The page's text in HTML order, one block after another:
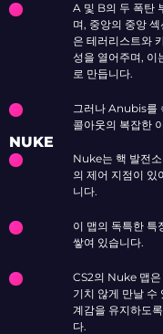
A 및 B의 두 폭탄
며, 중앙의 중앙
은 테러리스트와
성을 열어주며, 이
로 만듭니다.
그러나 Anubis를
콜아웃의 복잡한
NUKE
Nuke는 핵 발전
의 제어 지점이 있
니다.
이 맵의 독특한 특
쌓여 있습니다.
CS2의 Nuke 맵은
기치 않게 만날 수
계감을 유지하도
다.